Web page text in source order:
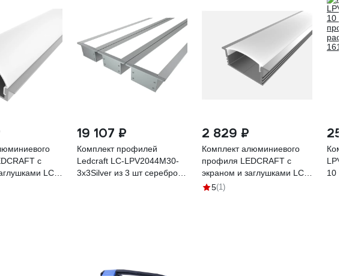
с
LC-
3
19 107 ₽
Комплект профилей
Ledcraft LC-LPV2044M30-
3x3Silver из 3 шт серебро
2 829 ₽
Комплект алюминиевого
профиля LEDCRAFT с
экраном и заглушками LC-
LPV1234M28-3 1627000045
5(1)
25
10 шт